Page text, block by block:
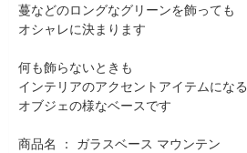
蔓などのロングなグリーンを飾っても
オシャレに決まります
何も飾らないときも
インテリアのアクセントアイテムになる
オブジェの様なベースです
商品名 ： ガラスベース マウンテン